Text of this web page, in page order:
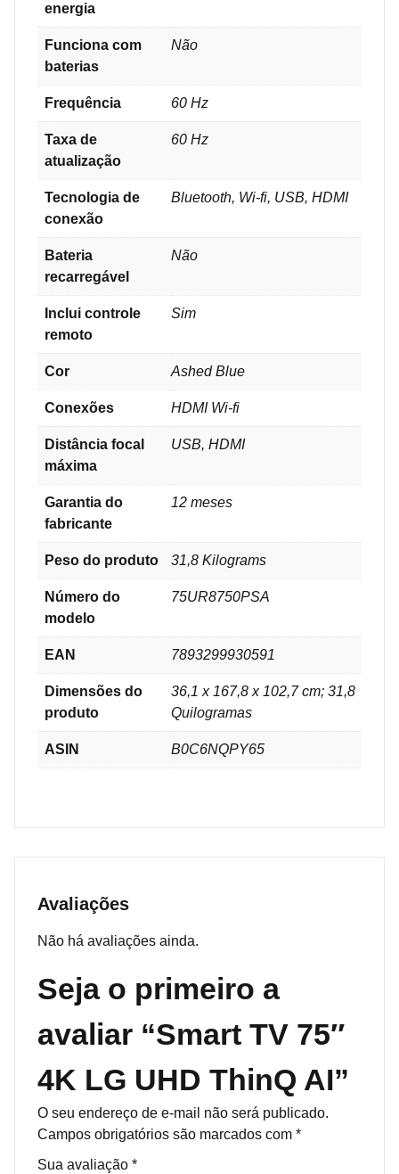
energia
Funciona com
baterias
Não
Frequência ‎60 Hz
Taxa de
atualização
‎60 Hz
Tecnologia de
conexão
Bluetooth, Wi-fi, USB, HDMI
Bateria
recarregável
Não
Inclui controle
remoto
Sim
Cor ‎Ashed Blue
Conexões ‎HDMI Wi-fi
Distância focal
máxima
USB, HDMI
Garantia do
fabricante
‎12 meses
Peso do produto 31,8 Kilograms
Número do
modelo
‎75UR8750PSA
EAN 7893299930591
Dimensões do
produto
36,1 x 167,8 x 102,7 cm; 31,8
Quilogramas
ASIN B0C6NQPY65
Avaliações
Não há avaliações ainda.
Seja o primeiro a
avaliar “Smart TV 75″
4K LG UHD ThinQ AI”
O seu endereço de e-mail não será publicado.
Campos obrigatórios são marcados com *
Sua avaliação *